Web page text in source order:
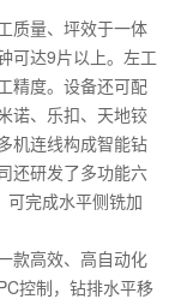
量、坪效于一体
可达9片以上。左工
精度。设备还可配
诺、乐扣、天地铰
机连线构成智能钻
还研发了多功能六
可完成水平侧铣加
高效、高自动化
控制，钻排水平移